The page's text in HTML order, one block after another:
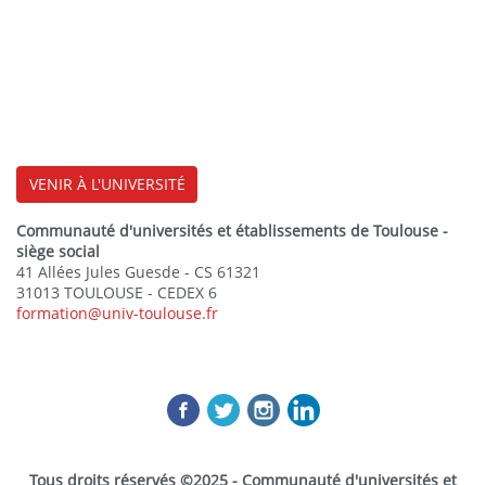
VENIR À L'UNIVERSITÉ
Communauté d'universités et établissements de Toulouse -
siège social
41 Allées Jules Guesde - CS 61321
31013 TOULOUSE - CEDEX 6
formation@univ-toulouse.fr
Tous droits réservés ©2025 - Communauté d'universités et